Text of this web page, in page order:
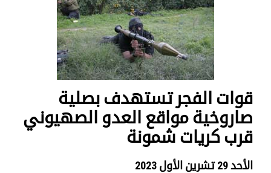
قوات الفجر تستهدف بصلية
صاروخية مواقع العدو الصهيوني
قرب كريات شمونة
الأحد 29 تشرين الأول 2023